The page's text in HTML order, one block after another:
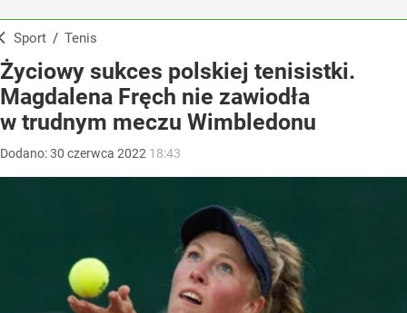
Sport / Tenis
Życiowy sukces polskiej tenisistki.
Magdalena Fręch nie zawiodła
w trudnym meczu Wimbledonu
Dodano:30 czerwca 2022 18:43